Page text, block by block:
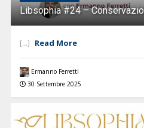
Libsophia #24 –
[...] Read More
Ermanno Ferretti
30 Settembre 2025